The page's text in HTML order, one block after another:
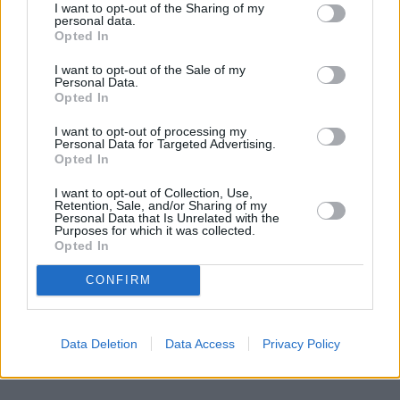
I want to opt-out of the Sharing of my
personal data.
Opted In
I want to opt-out of the Sale of my
Personal Data.
Opted In
I want to opt-out of processing my
Personal Data for Targeted Advertising.
Opted In
I want to opt-out of Collection, Use,
Retention, Sale, and/or Sharing of my
Personal Data that Is Unrelated with the
Purposes for which it was collected.
Opted In
CONFIRM
Data Deletion Data Access Privacy Policy
Dlaczego 68 tysięcy części dziennie ma
znaczenie? To gwarancja spokojnej
eksploatacji auta Grupy Volkswagen
Znasz to uczucie, kiedy oddajesz auto do
mechanika, a on ze stoickim spokojem, rzuca:
"Panie, czekamy na części, może będą w czwartek,
a może po niedzieli". I w tym momencie człowieka
coś trafia. Dlatego postanowiłem wejść za kulisy i
sprawdzić, jak to robią najwięksi gracze na rynku.
Chciałem zrozumieć, co tak naprawdę oddziela
Kiedy zobaczyłem twarde dane, po prostu złapałem